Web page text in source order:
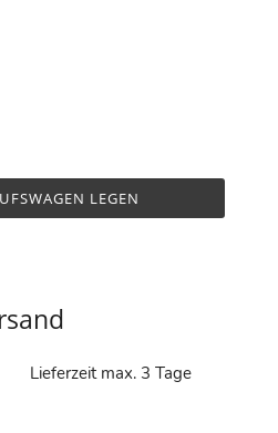
LEGEN
Lieferzeit max. 3 Tage